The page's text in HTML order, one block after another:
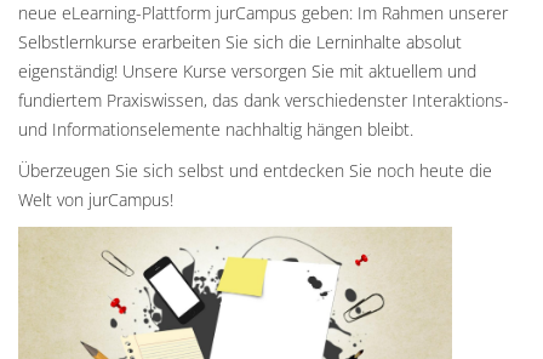
neue eLearning-Plattform jurCampus geben: Im Rahmen unserer
Selbstlernkurse erarbeiten Sie sich die Lerninhalte absolut
eigenständig! Unsere Kurse versorgen Sie mit aktuellem und
fundiertem Praxiswissen, das dank verschiedenster Interaktions-
und Informationselemente nachhaltig hängen bleibt.
Überzeugen Sie sich selbst und entdecken Sie noch heute die
Welt von jurCampus!